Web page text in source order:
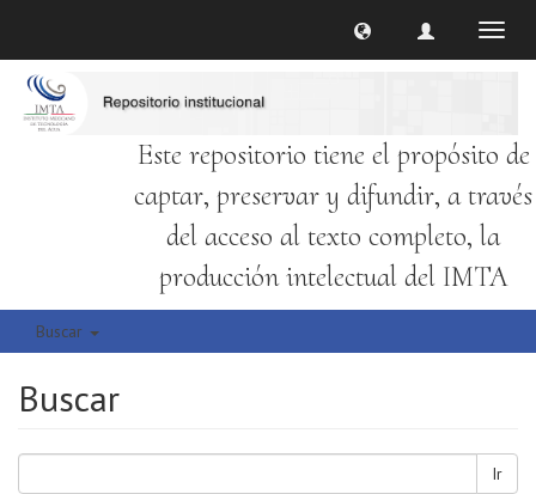
Este repositorio tiene el propósito de
captar, preservar y difundir, a través
del acceso al texto completo, la
producción intelectual del IMTA
Buscar
Buscar
Ir